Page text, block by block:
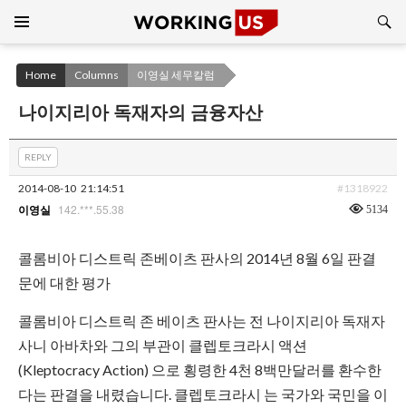
CONTENT
Home Columns 이영실 세무칼럼
나이지리아 독재자의 금융자산
REPLY
2014-08-10 21:14:51 #1318922
이영실 142.***.55.38 5134
콜롬비아 디스트릭 존베이츠 판사의 2014년 8월 6일 판결
문에 대한 평가
콜롬비아 디스트릭 존 베이츠 판사는 전 나이지리아 독재자
사니 아바차와 그의 부관이 클렙토크라시 액션
(Kleptocracy Action) 으로 횡령한 4천 8백만달러를 환수한
다는 판결을 내렸습니다. 클렙토크라시 는 국가와 국민을 이